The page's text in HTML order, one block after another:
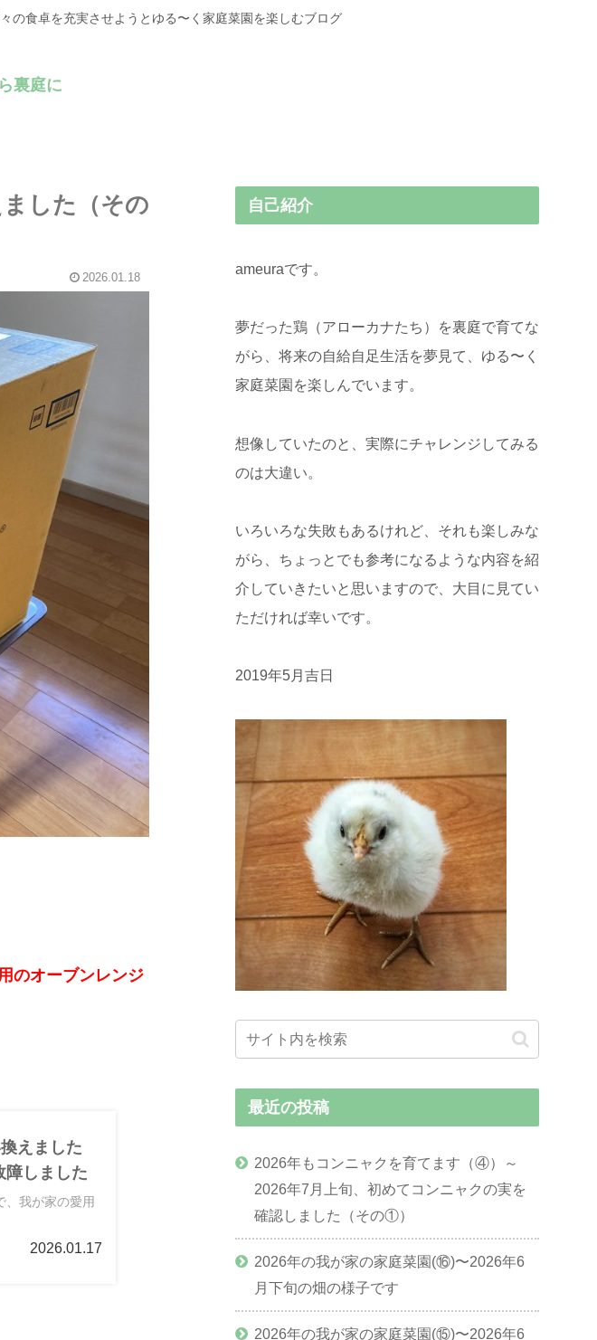
の食卓を充実させようとゆる〜く家庭菜園を楽しむブログ
裏庭に
した（その
2026.01.18
のオーブンレンジ
えました
障しました
、我が家の愛用
2026.01.17
自己紹介
ameuraです。
夢だった鶏（アローカナたち）を裏庭で育てな
がら、将来の自給自足生活を夢見て、ゆる〜く
家庭菜園を楽しんでいます。
想像していたのと、実際にチャレンジしてみる
のは大違い。
いろいろな失敗もあるけれど、それも楽しみな
がら、ちょっとでも参考になるような内容を紹
介していきたいと思いますので、大目に見てい
ただければ幸いです。
2019年5月吉日
最近の投稿
2026年もコンニャクを育てます（④）～
2026年7月上旬、初めてコンニャクの実を
確認しました（その①）
2026年の我が家の家庭菜園(⑯)〜2026年6
月下旬の畑の様子です
2026年の我が家の家庭菜園(⑮)〜2026年6